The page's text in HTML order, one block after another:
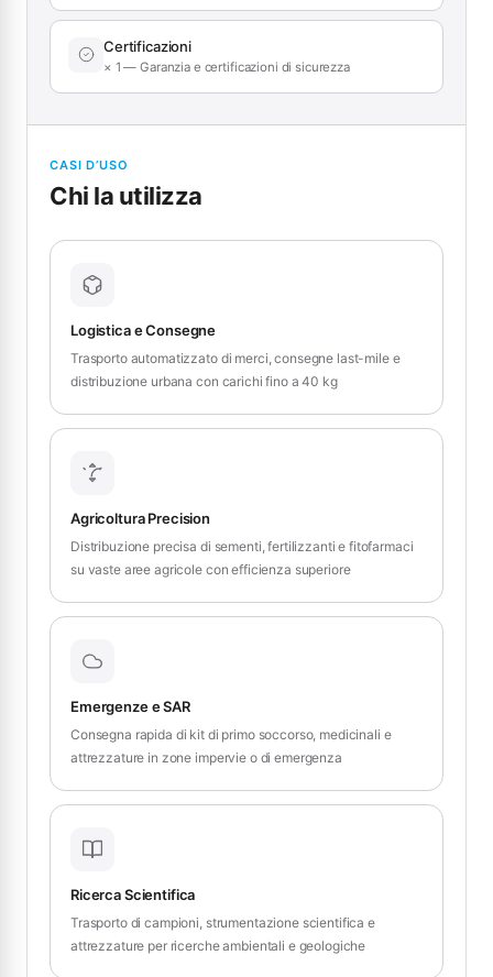
Certificazioni
× 1 — Garanzia e certificazioni di sicurezza
CASI D’USO
Chi la utilizza
Logistica e Consegne
Trasporto automatizzato di merci, consegne last-mile e
distribuzione urbana con carichi fino a 40 kg
Agricoltura Precision
Distribuzione precisa di sementi, fertilizzanti e fitofarmaci
su vaste aree agricole con efficienza superiore
Emergenze e SAR
Consegna rapida di kit di primo soccorso, medicinali e
attrezzature in zone impervie o di emergenza
Ricerca Scientifica
Trasporto di campioni, strumentazione scientifica e
attrezzature per ricerche ambientali e geologiche